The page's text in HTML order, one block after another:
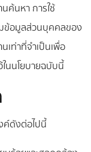
ค้นหา การใช้
มข้อมูลส่วนบุคคลของ
นเท่าที่จำเป็นเพื่อ
ในนโยบายฉบับนี้
ค์ดังต่อไปนี้